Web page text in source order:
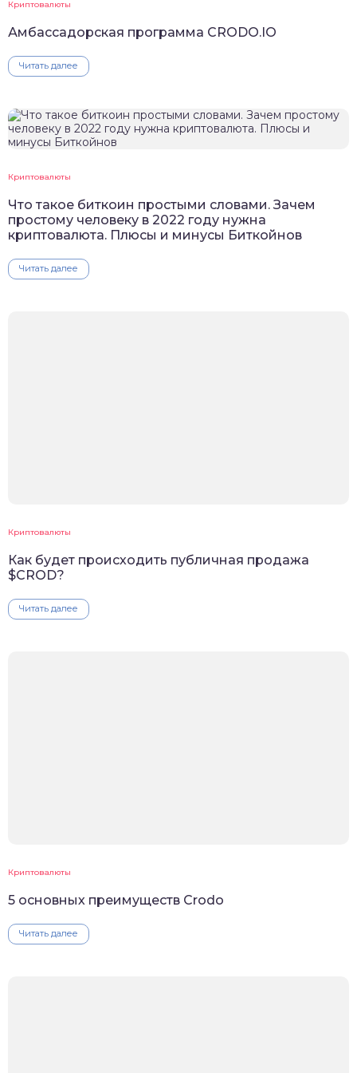
Криптовалюты
Амбассадорская программа CRODO.IO
Читать далее
Криптовалюты
Что такое биткоин простыми словами. Зачем
простому человеку в 2022 году нужна
криптовалюта. Плюсы и минусы Биткойнов
Читать далее
Криптовалюты
Как будет происходить публичная продажа
$CROD?
Читать далее
Криптовалюты
5 основных преимуществ Crodo
Читать далее